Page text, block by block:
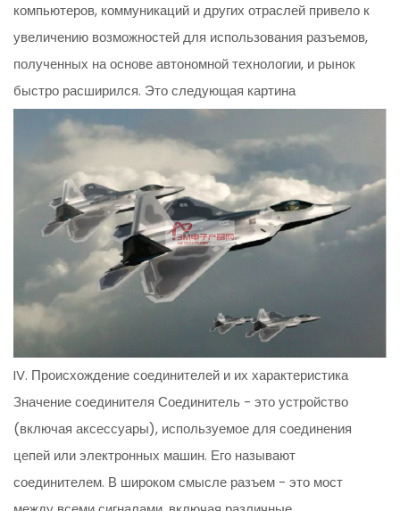
компьютеров, коммуникаций и других отраслей привело к
увеличению возможностей для использования разъемов,
полученных на основе автономной технологии, и рынок
быстро расширился. Это следующая картина
IV. Происхождение соединителей и их характеристика
Значение соединителя Соединитель - это устройство
(включая аксессуары), используемое для соединения
цепей или электронных машин. Его называют
соединителем. В широком смысле разъем - это мост